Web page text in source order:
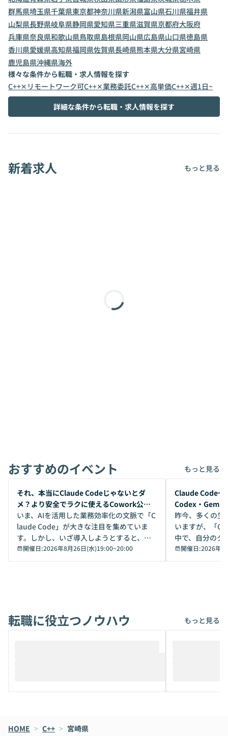
群馬県埼玉県千葉県東京都神奈川県新潟県富山県石川県福井県
山梨県長野県岐阜県静岡県愛知県三重県滋賀県京都府大阪府
兵庫県奈良県和歌山県鳥取県島根県岡山県広島県山口県徳島県
香川県愛媛県高知県福岡県佐賀県長崎県熊本県大分県宮崎県
鹿児島県沖縄県海外
様々な条件から転職・求人情報を探す
C++✕リモートワーク可C++✕業務委託C++✕高単価C++✕週1日~
詳細な条件から転職・求人情報を探す
新着求人 もっと見る
おすすめのイベント もっと見る
開催前
それ、本当にClaude Codeじゃないとダ
メ？より安全でラクに使えるCowork公開
デモ
いま、AIを活用した業務効率化の文脈で「C
laude Code」が大きな注目を集めていま
す。しかし、いざ導入しようとすると、セ
キュリティ面の懸念や権限管理のハードル
から、気軽に使えないケースも多いのでは
けでなく、想像以上の範囲まで自動化でき
ることは、まだあまり知られていません。
メルカリでの判断基準をもとに「なぜClau
oworkの基本的な機能をご紹介いただきま
開催日:2026年8月26日(水)19:00~20:00
開催前
Claude Code一
Codex・
昨今、多くの生
いますが、「
中で、自分のタ
いいのか」を自
か？ 「なんとなく誰かが良いと言っていた
は、評判では
ているAIを選ぶこ
それぞれの本当
開催日:2026年8
転職に役立つノウハウ もっと見る
HOME > C++ > 宮崎県